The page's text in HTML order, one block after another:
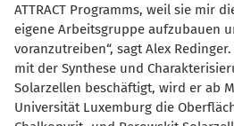
ATTRACT Programms, weil sie mir
eigene Arbeitsgruppe aufzubauen
voranzutreiben“, sagt Alex
mit der Synthese und
Solarzellen beschäftigt, wird er ab
Universität Luxemburg die